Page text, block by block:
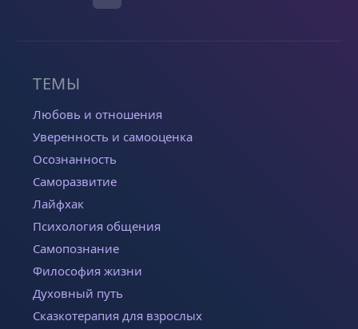
ТЕМЫ
Любовь и отношения
Уверенность и самооценка
Осознанность
Саморазвитие
Лайфхак
Психология общения
Самопознание
Философия жизни
Духовный путь
Сказкотерапия для взрослых